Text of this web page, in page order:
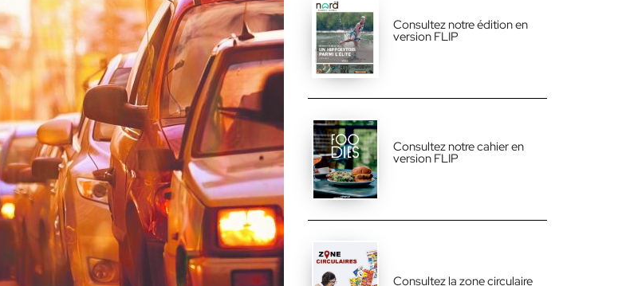
Consultez notre édition en
version FLIP
Consultez notre cahier en
version FLIP
Consultez la zone circulaire